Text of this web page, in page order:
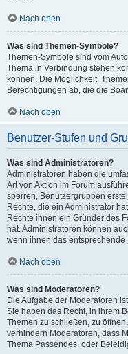
Nach oben
Was sind Themen-Symbole?
Themen-Symbole sind vom
Thema in Verbindung stehen
können. Die Möglichkeit,
Berechtigungen ab, die die
Nach oben
Benutzer-Stufen und
Was sind Administratoren?
Administratoren haben die
Art von Aktion im Forum
sperren, Benutzergruppen
Rechte, die ein Administrator
Rechte ihnen ein Gründer des
hat. Administratoren können
wenn ihnen das entsprechende
Nach oben
Was sind Moderatoren?
Die Aufgabe der Moderatoren
Sie haben das Recht, in ihrem
Themen zu schließen, zu
verhindern Moderatoren, dass
Thema Passendes, oder